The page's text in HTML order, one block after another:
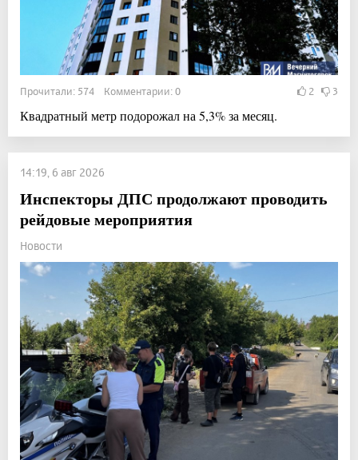
Прочитали: 574 Комментарии: 0 2 3
Квадратный метр подорожал на 5,3% за месяц.
14:19, 6 авг 2026
Инспекторы ДПС продолжают проводить
рейдовые мероприятия
Новости